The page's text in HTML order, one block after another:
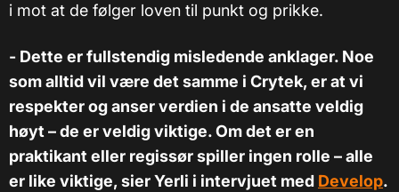
i mot at de følger loven til punkt og prikke.
- Dette er fullstendig misledende anklager. Noe
som alltid vil være det samme i Crytek, er at vi
respekter og anser verdien i de ansatte veldig
høyt – de er veldig viktige. Om det er en
praktikant eller regissør spiller ingen rolle – alle
er like viktige, sier Yerli i intervjuet med Develop.